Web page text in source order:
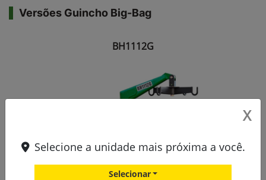
Versões Guincho Big-Bag
BH1112G
X
Selecione a unidade mais próxima a você.
Selecionar